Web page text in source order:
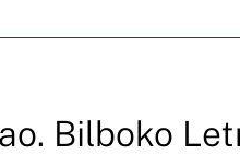
Bilboko